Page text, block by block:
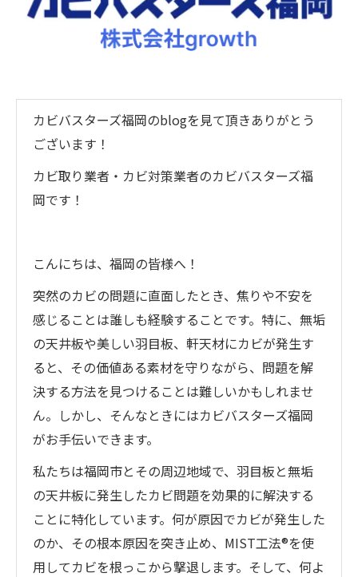
カビバスターズ福岡のblogを見て頂きありがとう
ございます！
カビ取り業者・カビ対策業者のカビバスターズ福
岡です！
こんにちは、福岡の皆様へ！
突然のカビの問題に直面したとき、焦りや不安を
感じることは誰しも経験することです。特に、無垢
の天井板や美しい羽目板、軒天材にカビが発生す
ると、その価値ある素材を守りながら、問題を解
決する方法を見つけることは難しいかもしれませ
ん。しかし、そんなときにはカビバスターズ福岡
がお手伝いできます。
私たちは福岡市とその周辺地域で、羽目板と無垢
の天井板に発生したカビ問題を効果的に解決する
ことに特化しています。何が原因でカビが発生した
のか、その根本原因を突き止め、MIST工法®を使
用してカビを根っこから撃退します。そして、何よ